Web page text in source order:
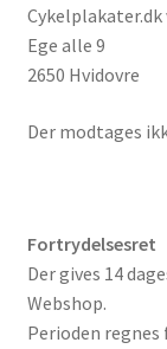
Ege alle 9
2650 Hvidovre
Der modtages
Fortrydelsesret
Der gives 14
Webshop.
Perioden regnes